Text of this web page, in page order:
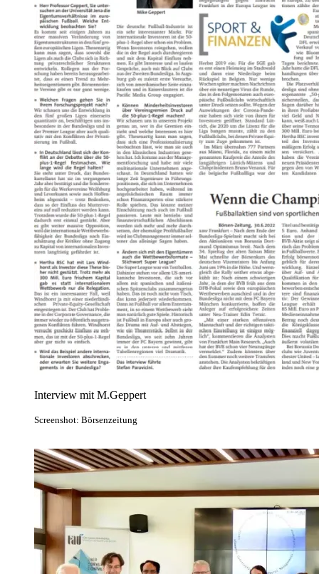
Interview mit M.Geppert
Screenshot: Börsenzeitung